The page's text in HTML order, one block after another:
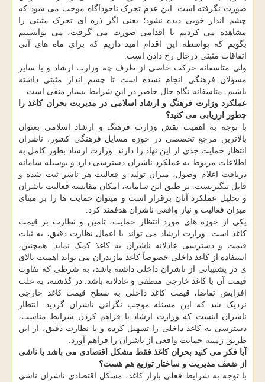
صورت نگرفته است. این عدم تحرک ناخودآگاه موجب می شود که
چشم انداز خوبی دیده نشود؛ یعنی اگر ذره ای تحرک مثبتی را
مشاهده می کردیم یا اقدامی صورت می گرفت، می توانستیم
بگویم که بواسطه این اقدام امید داریم که برای ماه های آتی
اتفاقات مثبتی درحال رخ دادن است.
ولی متاسفانه حرکت خاصی از طرف چه وزارت ارشاد و یا سایر
مسؤلان فرهنگی انجام نشده است تا چشم انداز مثبتی داشته
باشیم. متاسفانه نگاه حال حاضر در این شرایط بسیار منفی است.
عملکرد وزارت فرهنگ و ارشاد اسلامی در مدیریت بحران کاغذ را
چطور ارزیابی می کنید؟
با توجه به اهمیت نقش وزارت فرهنگ و ارشاد اسلامی بعنوان
بالاترین مرجع تخصصی در حوزه مسایل فرهنگی کشور، ناشران
انتظار حمایت جدی از این نهاد را دارند. وزارت ارشاد بطور کامل به
اطلاعات مربوط به عملکرد ناشران دسترسی دارد و بوسیله سامانه
دریافت اعلام وصول، میزان تولید و فعالیت هر ناشر ثبت شده و
قابل پیگیریست. بر طبق این سامانه، امکان مقایسه فعالیت ناشران
و تحلیل عملکرد آنان برقرار است و میتوان حمایت ها را بر مبنای
میزان فعالیت و نیاز واقعی ناشران هدفمند کرد.
یکی از حوزه های مورد انتظار حمایت، تامین و نظارت بر قیمت
کاغذ است. وزارت ارشاد می تواند با اعمال نظارت دقیق، به ثبات
قیمت و دسترسی عادلانه ناشران به کاغذ کمک نماید. همچنین،
استفاده از کاغذ داخلی خصوصاً کاغذ مازندران می تواند اهمیت بالای
ی در پشتیبانی از ناشران داخلی داشته باشد، به شرطی که تفاوت
قیمت آن با کاغذ خارجی منطقی و عادلانه باشد. در گذشته، به علت
افزایش تقاضا، قیمت کاغذ داخلی به سطح قیمت کاغذ خارجی
نزدیک شد که این مسئله موجب نگرانی ناشران گردید. انتظار
ناشران اینست که وزارت ارشاد با فراهم کردن شرایط مناسب،
دسترسی به کاغذ داخلی را تسهیل کرده و با نظارت دقیق، از این
طریق زمینه حمایت واقعی از ناشران را فراهم آورد.
آیا فکر می کنید بحران کاغذ فقط مشکل اقتصادی می باشد یا ناشی
از ضعف مدیریت و ساختار توزیع هم هست؟
با توجه به شرایط فعلی بازار کاغذ، مشکل اقتصادی ناشران ناشی